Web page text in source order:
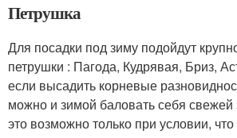
Петрушка
Для посадки под зиму подойдут
петрушки : Пагода, Кудрявая, Бриз,
если высадить корневые
можно и зимой баловать себя
это возможно только при условии,